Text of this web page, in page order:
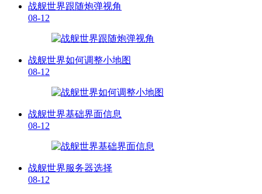
战舰世界跟随炮弹视角
08-12
战舰世界如何调整小地图
08-12
战舰世界基础界面信息
08-12
战舰世界服务器选择
08-12